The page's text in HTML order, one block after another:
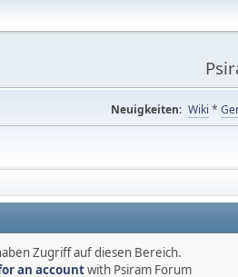
Neuigkeiten: Wiki *
Zugriff auf diesen Bereich.
an accountwith Psiram Forum